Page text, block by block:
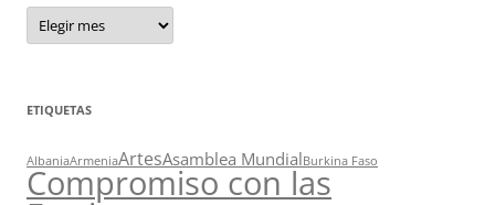
Archivos
ETIQUETAS
AlbaniaArmeniaArtesAsamblea MundialBurkina Faso
Compromiso con las